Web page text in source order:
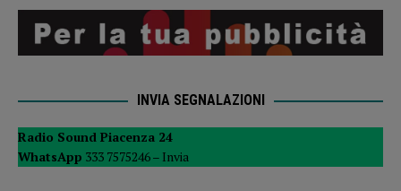
INVIA SEGNALAZIONI
Radio Sound Piacenza 24
WhatsApp 333 7575246 – Invia